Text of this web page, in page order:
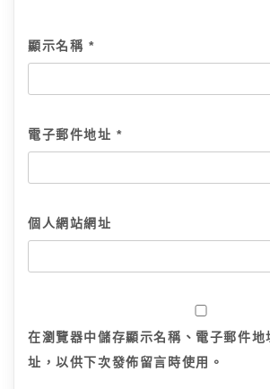
顯示名稱 *
電子郵件地址*
個人網站網址
在瀏覽器中儲存顯示名稱、電子郵件地
址，以供下次發佈留言時使用。